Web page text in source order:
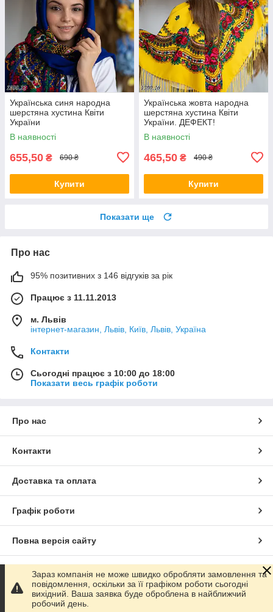
Українська синя народна
шерстяна хустина Квіти
України
В наявності
655,50 ₴ 690 ₴
Купити
Українська жовта народна
шерстяна хустина Квіти
України. ДЕФЕКТ!
В наявності
465,50 ₴ 490 ₴
Купити
Показати ще
Про нас
95% позитивних з 146 відгуків за рік
Працює з 11.11.2013
м. Львів
інтернет-магазин, Львів, Київ, Львів, Україна
Контакти
Сьогодні працює з 10:00 до 18:00
Показати весь графік роботи
Про нас
Контакти
Доставка та оплата
Графік роботи
Повна версія сайту
Сайт створено на маркетплейсі Prom.ua
Політика конфіденційності
Зараз компанія не може швидко обробляти замовлення та
повідомлення, оскільки за її графіком роботи сьогодні
вихідний. Ваша заявка буде оброблена в найближчий
робочий день.